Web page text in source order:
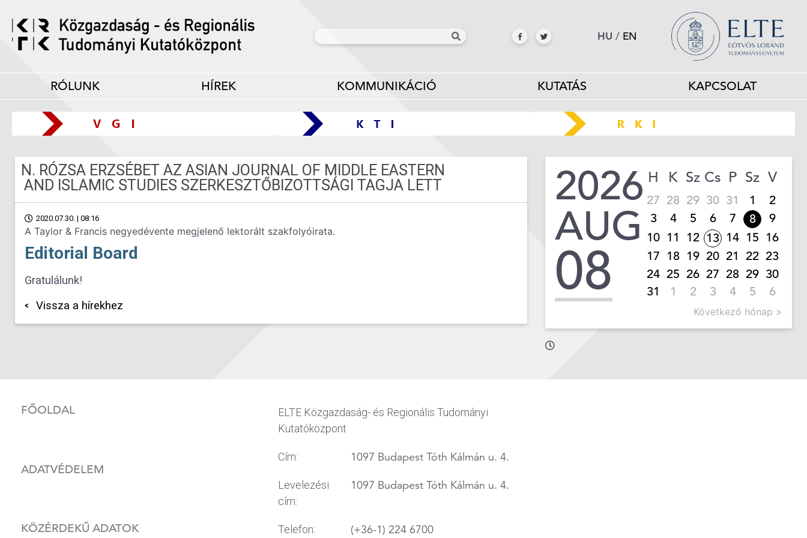
HU / EN
RÓLUNK HÍREK KOMMUNIKÁCIÓ KUTATÁS KAPCSOLAT
N. RÓZSA ERZSÉBET AZ ASIAN JOURNAL OF MIDDLE EASTERN
AND ISLAMIC STUDIES SZERKESZTŐBIZOTTSÁGI TAGJA LETT
2020.07.30. | 08:16
A Taylor & Francis negyedévente megjelenő lektorált szakfolyóirata.
Editorial Board
Gratulálunk!
Vissza a hírekhez
2026
AUG
08
H K Sz Cs P Sz V
27 28 29 30 31 1
2
3
4 5 6 7 8
9
10 11 12 13 14 15 16
17 18 19 20 21 22 23
24 25 26 27 28 29 30
31
1 2 3 4 5 6
Következő hónap >
FŐOLDAL
ADATVÉDELEM
KÖZÉRDEKŰ ADATOK
ELTE Közgazdaság- és Regionális Tudományi
Kutatóközpont
Cím: 1097 Budapest Tóth Kálmán u. 4.
Levelezési
cím:
1097 Budapest Tóth Kálmán u. 4.
Telefon: (+36-1) 224 6700